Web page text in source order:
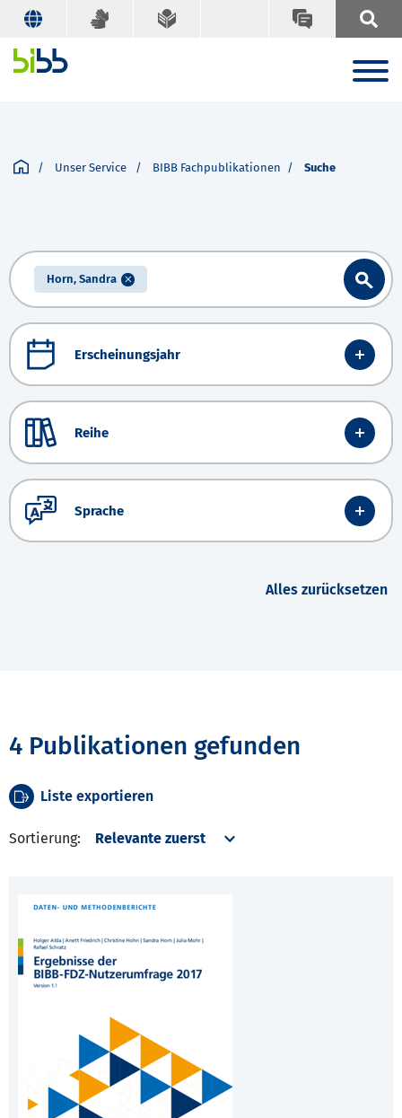
Unser Service BIBB Fachpublikationen Suche
Horn, Sandra
Erscheinungsjahr
Reihe
Sprache
Alles zurücksetzen
4 Publikationen gefunden
Liste exportieren
Sortierung: